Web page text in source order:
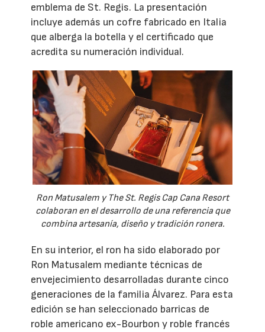
emblema de St. Regis. La presentación
incluye además un cofre fabricado en Italia
que alberga la botella y el certificado que
acredita su numeración individual.
Ron Matusalem y The St. Regis Cap Cana Resort
colaboran en el desarrollo de una referencia que
combina artesanía, diseño y tradición ronera.
En su interior, el ron ha sido elaborado por
Ron Matusalem mediante técnicas de
envejecimiento desarrolladas durante cinco
generaciones de la familia Álvarez. Para esta
edición se han seleccionado barricas de
roble americano ex-Bourbon y roble francés